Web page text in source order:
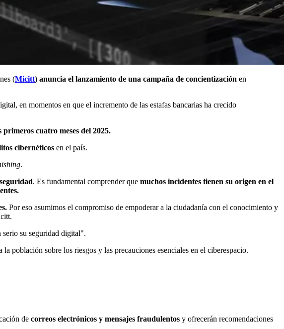
(Micitt) anuncia el lanzamiento de una campaña de concientización en
en momentos en que el incremento de las estafas bancarias ha crecido
cuatro meses del 2025.
cibernéticos en el país.
.
. Es fundamental comprender que muchos incidentes tienen su origen en el
Por eso asumimos el compromiso de empoderar a la ciudadanía con el conocimiento y
serio su seguridad digital".
población sobre los riesgos y las precauciones esenciales en el ciberespacio.
de correos electrónicos y mensajes fraudulentos y ofrecerán recomendaciones